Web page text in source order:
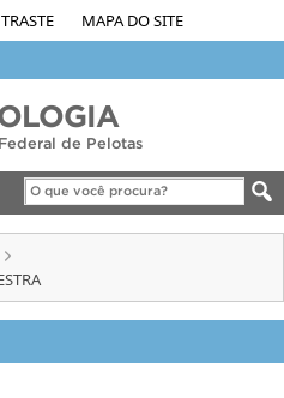
MAPA DO SITE
de Pelotas